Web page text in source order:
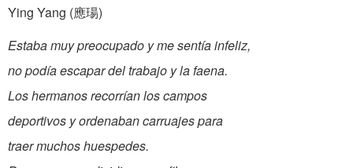
Ying Yang (應瑒)
Estaba muy preocupado y me sentía infeliz,
no podía escapar del trabajo y la faena.
Los hermanos recorrían los campos
deportivos y ordenaban carruajes para
traer muchos huespedes.